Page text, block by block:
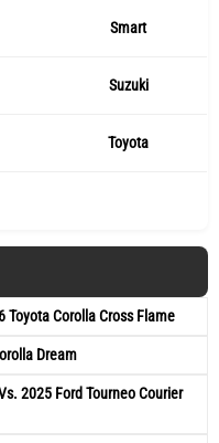
Smart
Suzuki
Toyota
Toyota Corolla Cross Flame
Dream
2025 Ford Tourneo Courier